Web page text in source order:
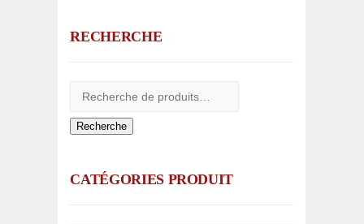
RECHERCHE
Recherche
CATÉGORIES PRODUIT